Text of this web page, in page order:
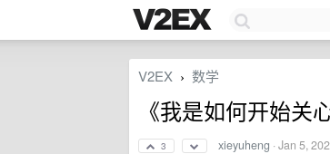
V2EX › 数学
《我是如何开始关
3 xieyuheng ·Jan 5,